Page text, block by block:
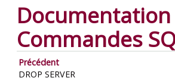
Documentation
Commandes
Précédent
DROP SERVER